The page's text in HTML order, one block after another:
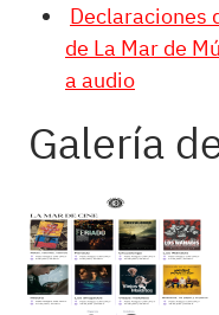
Declaraciones
de La Mar de
a audio
Galería